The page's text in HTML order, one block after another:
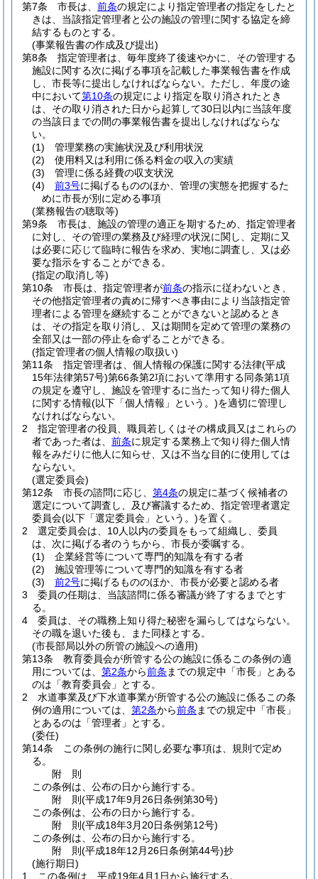
第7条
市長は、 前条の規定により指定管理者の指定をしたと
きは、当該指定管理者と公の施設の管理に関する協定を締
結するものとする。
(事業報告書の作成及び提出)
第8条
指定管理者は、毎年度終了後速やかに、その管理する
施設に関する次に掲げる事項を記載した事業報告書を作成
し、市長等に提出しなければならない。 ただし、年度の途
中において第10条の規定により指定を取り消されたとき
は、その取り消された日から起算して30日以内に当該年度
の当該日までの間の事業報告書を提出しなければならな
い。
(1)
管理業務の実施状況及び利用状況
(2)
使用料又は利用に係る料金の収入の実績
(3)
管理に係る経費の収支状況
(4)
前3号に掲げるもののほか、管理の実態を把握するた
めに市長が別に定める事項
(業務報告の聴取等)
第9条
市長は、施設の管理の適正を期するため、指定管理者
に対し、その管理の業務及び経理の状況に関し、定期に又
は必要に応じて臨時に報告を求め、実地に調査し、又は必
要な指示をすることができる。
(指定の取消し等)
第10条
市長は、指定管理者が前条の指示に従わないとき、
その他指定管理者の責めに帰すべき事由により当該指定管
理者による管理を継続することができないと認めるとき
は、その指定を取り消し、又は期間を定めて管理の業務の
全部又は一部の停止を命ずることができる。
(指定管理者の個人情報の取扱い)
第11条
指定管理者は、個人情報の保護に関する法律(平成
15年法律第57号)第66条第2項において準用する同条第1項
の規定を遵守し、施設を管理するに当たって知り得た個人
に関する情報(以下「個人情報」という。)を適切に管理し
なければならない。
2
指定管理者の役員、職員若しくはその構成員又はこれらの
者であった者は、 前条に規定する業務上で知り得た個人情
報をみだりに他人に知らせ、又は不当な目的に使用しては
ならない。
(選定委員会)
第12条
市長の諮問に応じ、 第4条の規定に基づく候補者の
選定について調査し、及び審議するため、指定管理者選定
委員会(以下「選定委員会」という。)を置く。
2
選定委員会は、10人以内の委員をもって組織し、委員
は、次に掲げる者のうちから、市長が委嘱する。
(1)
企業経営等について専門的知識を有する者
(2)
施設管理等について専門的知識を有する者
(3)
前2号に掲げるもののほか、市長が必要と認める者
3
委員の任期は、当該諮問に係る審議が終了するまでとす
る。
4
委員は、その職務上知り得た秘密を漏らしてはならない。
その職を退いた後も、また同様とする。
(市長部局以外の所管の施設への適用)
第13条
教育委員会が所管する公の施設に係るこの条例の適
用については、 第2条から前条 までの規定中「市長」とある
のは「教育委員会」とする。
2
水道事業及び下水道事業が所管する公の施設に係るこの条
例の適用については、 第2条から前条 までの規定中「市長」
とあるのは「管理者」とする。
(委任)
第14条
この条例の施行に関し必要な事項は、規則で定め
る。
附 則
この条例は、公布の日から施行する。
附 則(平成17年9月26日条例第30号)
この条例は、公布の日から施行する。
附 則(平成18年3月20日条例第12号)
この条例は、公布の日から施行する。
附 則(平成18年12月26日条例第44号)抄
(施行期日)
1
この条例は、平成19年4月1日から施行する。